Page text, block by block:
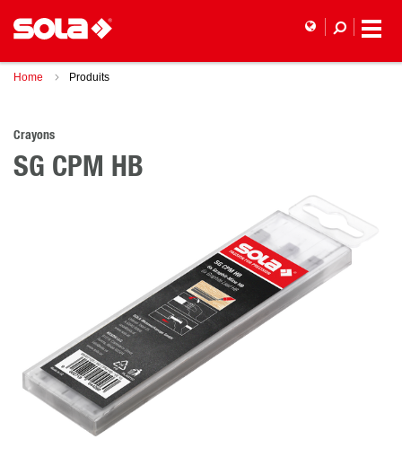
Home Produits
Crayons
SG CPM HB